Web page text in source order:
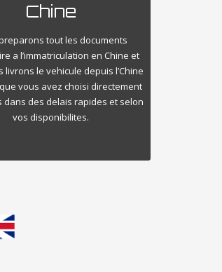
Chine
tout les documents
a l’immatriculation en Chine et
livrons le vehicule depuis l’Chine
vous avez choisi directement
dans des delais rapides et selon
vos disponibilites.